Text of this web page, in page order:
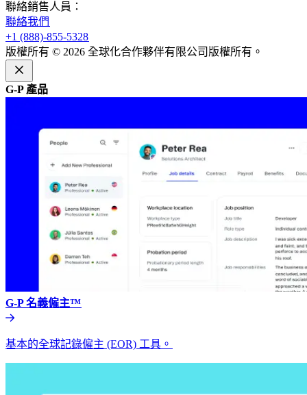
聯絡銷售人員：​​
聯絡我們​​
+1 (888)-855-5328​​
版權所有 © 2026 全球化合作夥伴有限公司版權所有。​​
G-P 產品​​
G-P 名義僱主™​​
基本的全球記錄僱主 (EOR) 工具。​​